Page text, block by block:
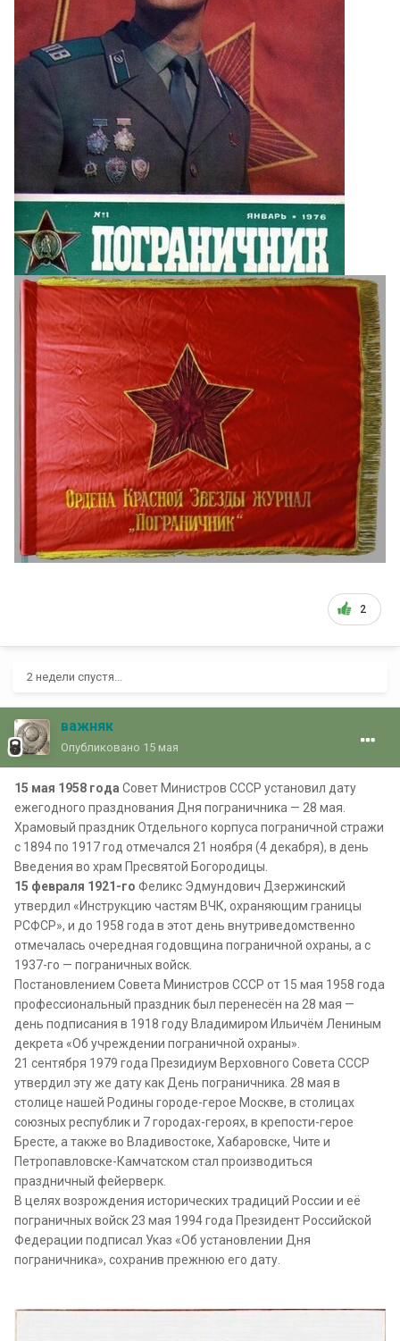
2
2 недели спустя...
важняк
Опубликовано 15 мая
15 мая 1958 года Совет Министров СССР установил дату
ежегодного празднования Дня пограничника — 28 мая.
Храмовый праздник Отдельного корпуса пограничной стражи
с 1894 по 1917 год отмечался 21 ноября (4 декабря), в день
Введения во храм Пресвятой Богородицы.
15 февраля 1921-го Феликс Эдмундович Дзержинский
утвердил «Инструкцию частям ВЧК, охраняющим границы
РСФСР», и до 1958 года в этот день внутриведомственно
отмечалась очередная годовщина пограничной охраны, а с
1937-го — пограничных войск.
Постановлением Совета Министров СССР от 15 мая 1958 года
профессиональный праздник был перенесён на 28 мая —
день подписания в 1918 году Владимиром Ильичём Лениным
декрета «Об учреждении пограничной охраны».
21 сентября 1979 года Президиум Верховного Совета СССР
утвердил эту же дату как День пограничника. 28 мая в
столице нашей Родины городе-герое Москве, в столицах
союзных республик и 7 городах-героях, в крепости-герое
Бресте, а также во Владивостоке, Хабаровске, Чите и
Петропавловске-Камчатском стал производиться
праздничный фейерверк.
В целях возрождения исторических традиций России и её
пограничных войск 23 мая 1994 года Президент Российской
Федерации подписал Указ «Об установлении Дня
пограничника», сохранив прежнюю его дату.